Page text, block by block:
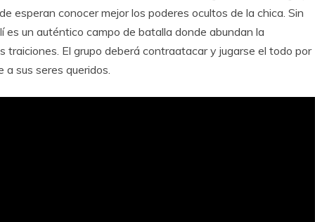
esperan conocer mejor los poderes ocultos de la chica. Sin
es un auténtico campo de batalla donde abundan la
traiciones. El grupo deberá contraatacar y jugarse el todo por
sus seres queridos.